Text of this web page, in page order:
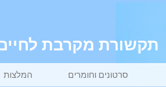
תקשורת מקרבת לחיים
סרטונים וחומרים המלצות